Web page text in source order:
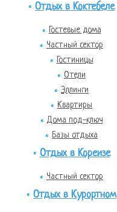
Отдых в Коктебеле
Гостевые дома
Частный сектор
Гостиницы
Отели
Эллинги
Квартиры
Дома под-ключ
Базы отдыха
Отдых в Кореизе
Частный сектор
Отдых в Курортном